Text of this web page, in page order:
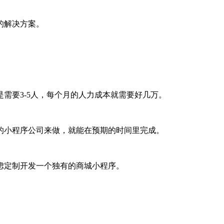
决方案。
要3-5人，每个月的人力成本就需要好几万。
程序公司来做，就能在预期的时间里完成。
制开发一个独有的商城小程序。